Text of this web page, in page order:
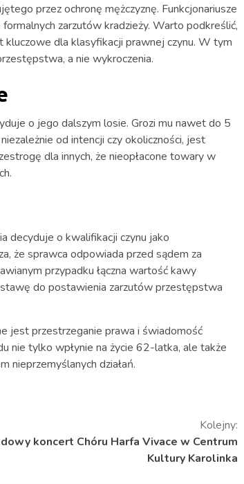
przez ochronę mężczyznę. Funkcjonariusze
zarzutów kradzieży. Warto podkreślić,
kluczowe dla klasyfikacji prawnej czynu. W tym
a nie wykroczenia.
o jego dalszym losie. Grozi mu nawet do 5
od intencji czy okoliczności, jest
dla innych, że nieopłacone towary w
decyduje o kwalifikacji czynu jako
że sprawca odpowiada przed sądem za
przypadku łączna wartość kawy
do postawienia zarzutów przestępstwa
jest przestrzeganie prawa i świadomość
nie tylko wpłynie na życie 62-latka, ale także
nieprzemyślanych działań.
Kolejny:
koncert Chóru Harfa Vivace w Centrum
Kultury Karolinka